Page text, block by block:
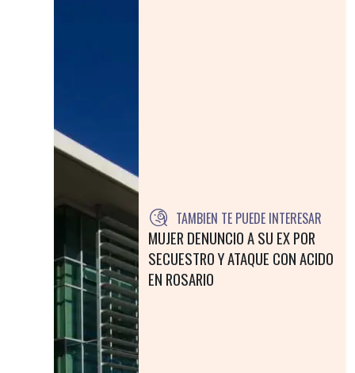
TAMBIEN TE PUEDE INTERESAR
MUJER DENUNCIO A SU EX POR
SECUESTRO Y ATAQUE CON ACIDO
EN ROSARIO